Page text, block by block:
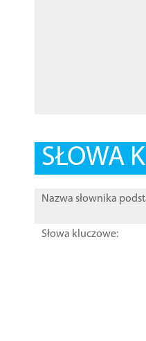
SŁOWA
Nazwa słownika
Słowa kluczowe: